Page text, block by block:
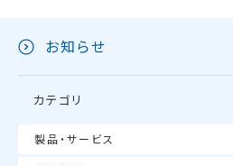
お知らせ
カテゴリ
製品・サービス